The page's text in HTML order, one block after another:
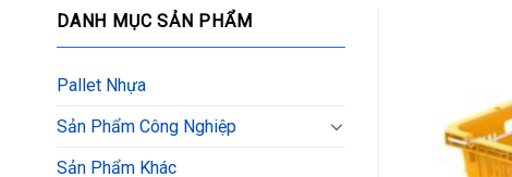
DANH MỤC SẢN PHẨM
Pallet Nhựa
Sản Phẩm Công Nghiệp
Sản Phẩm Khác